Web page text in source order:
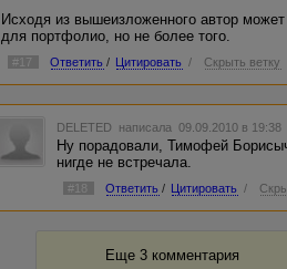
Исходя из вышеизложенного автор
для портфолио, но не более того.
#17 Ответить / Цитировать / Скрыть ветку
DELETED написала 09.09.2010 в
Ну порадовали, Тимофей
нигде не встречала.
#18 Ответить / Цитировать /
Еще 3 комментария